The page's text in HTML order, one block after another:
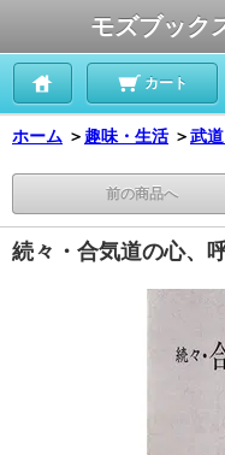
モズブック
カート
ホーム ＞ 趣味・生活 ＞武
前の商品へ
続々・合気道の心、